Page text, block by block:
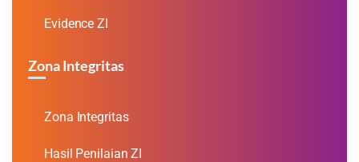
Evidence ZI
Zona Integritas
Zona Integritas
Hasil Penilaian ZI